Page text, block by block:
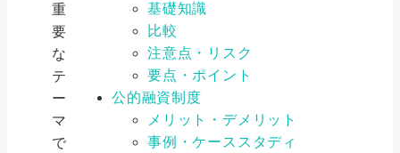
重
要
な
テ
ー
マ
で
基礎知識
比較
注意点・リスク
要点・ポイント
公的融資制度
メリット・デメリット
事例・ケーススタディ